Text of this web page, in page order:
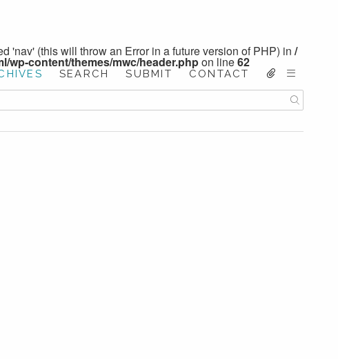
'nav' (this will throw an Error in a future version of PHP) in /
wp-content/themes/mwc/header.phpon line62
SEARCH SUBMIT CONTACT